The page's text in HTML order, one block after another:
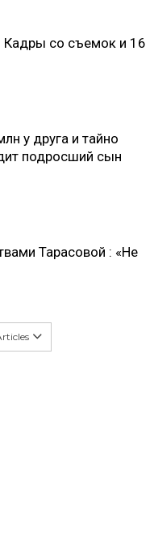
Кадры со съемок и 16
у друга и тайно
подросший сын
Тарасовой : «Не